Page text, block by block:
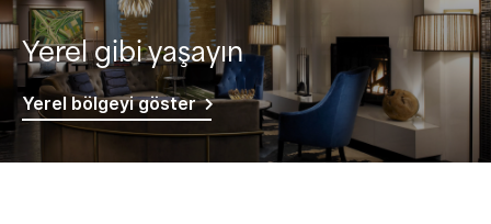
Yerel gibi yaşayın
Yerel bölgeyi göster